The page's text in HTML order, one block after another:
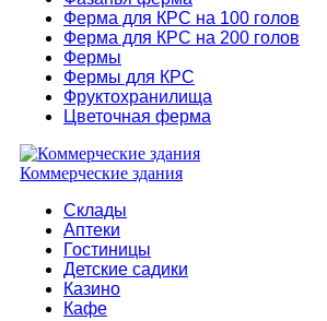
Ферма для КРС на 100 голов
Ферма для КРС на 200 голов
Фермы
Фермы для КРС
Фруктохранилища
Цветочная ферма
Коммерческие здания
Склады
Аптеки
Гостиницы
Детские садики
Казино
Кафе